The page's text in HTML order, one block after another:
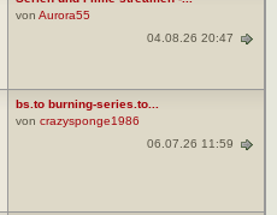
von Aurora55
04.08.26 20:47
bs.to burning-series.to...
von crazysponge1986
06.07.26 11:59